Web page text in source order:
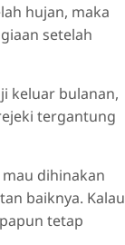
hujan, maka
setelah
keluar bulanan,
tergantung
dihinakan
baiknya. Kalau
tetap